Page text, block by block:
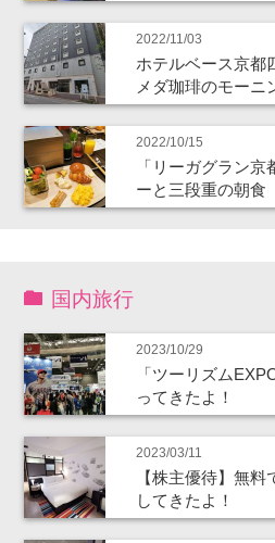
2022/11/03
ホテルベース京都
メダ珈琲のモーニ
2022/10/15
「リーガグラン
ーと三段重の朝食
国内旅行
2023/10/29
「ツーリズム
ってきたよ！
2023/03/11
【株主優待】無
してきたよ！